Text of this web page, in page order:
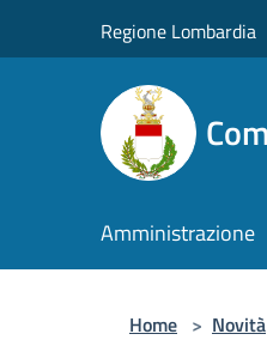
Regione Lombardia
Amministrazione
Home > Novità